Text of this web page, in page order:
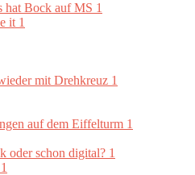
hat Bock auf MS 1
it 1
mit Drehkreuz 1
auf dem Eiffelturm 1
oder schon digital? 1
1